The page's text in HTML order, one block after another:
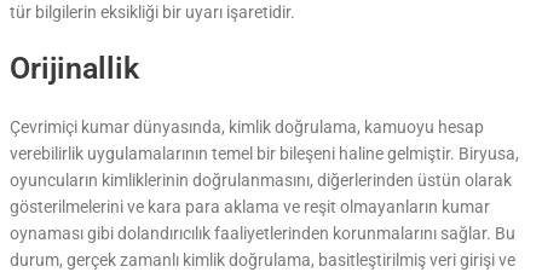
tür bilgilerin eksikliği bir uyarı işaretidir.
Orijinallik
Çevrimiçi kumar dünyasında, kimlik doğrulama, kamuoyu hesap
verebilirlik uygulamalarının temel bir bileşeni haline gelmiştir. Biryusa,
oyuncuların kimliklerinin doğrulanmasını, diğerlerinden üstün olarak
gösterilmelerini ve kara para aklama ve reşit olmayanların kumar
oynaması gibi dolandırıcılık faaliyetlerinden korunmalarını sağlar. Bu
durum, gerçek zamanlı kimlik doğrulama, basitleştirilmiş veri girişi ve